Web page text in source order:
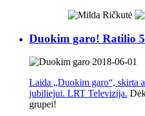
Duokim garo! Ratilio
Laida „Duokim garo“, skirta
jubiliejui. LRT Televizija.
grupei!